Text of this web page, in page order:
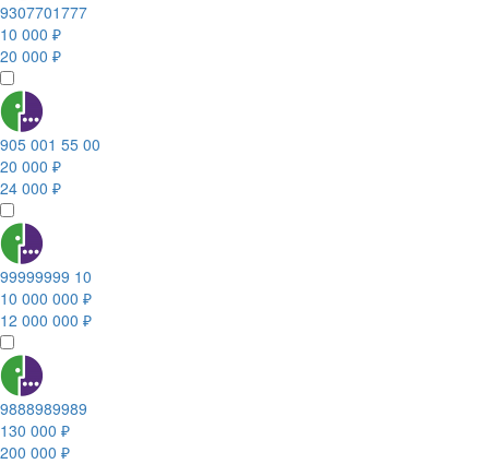
9307701777
10 000 ₽
20 000 ₽
905 001 55 00
20 000 ₽
24 000 ₽
99999999 10
10 000 000 ₽
12 000 000 ₽
9888989989
130 000 ₽
200 000 ₽